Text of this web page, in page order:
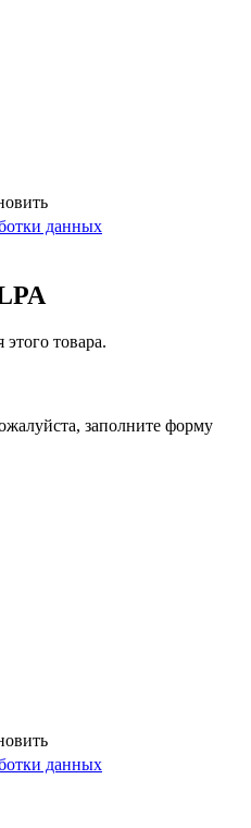
данных
товара.
заполните форму
данных